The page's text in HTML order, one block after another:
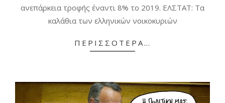
ανεπάρκεια τροφής έναντι 8% το 2019. ΕΛΣΤΑΤ: Τα
καλάθια των ελληνικών νοικοκυριών
ΠΕΡΙΣΣΌΤΕΡΑ…